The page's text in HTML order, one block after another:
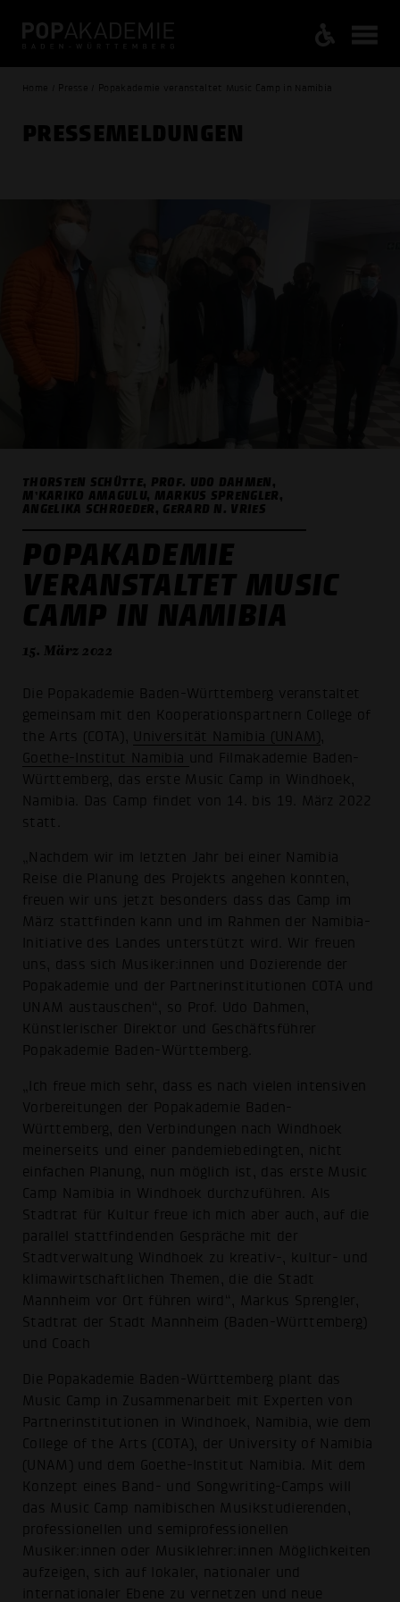
Home / Presse / Popakademie veranstaltet Music Camp in Namibia
PRESSE­MELDUNGEN
THORSTEN SCHÜTTE, PROF. UDO DAHMEN,
M’KARIKO AMAGULU, MARKUS SPRENGLER,
ANGELIKA SCHROEDER, GERARD N. VRIES
POPAKADEMIE
VERANSTALTET MUSIC
CAMP IN NAMIBIA
15. März 2022
Die Popakademie Baden-Württemberg veranstaltet
gemeinsam mit den Kooperationspartnern College of
the Arts (COTA), Universität Namibia (UNAM)
Goethe-Institut Namibia
und Filmakademie Baden-
Württemberg, das erste Music Camp in Windhoek,
Namibia. Das Camp findet von 14. bis 19. März 2022
statt.
„Nachdem wir im letzten Jahr bei einer Namibia
Reise die Planung des Projekts angehen konnten,
freuen wir uns jetzt besonders dass das Camp im
März stattfinden kann und im Rahmen der Namibia-
Initiative des Landes unterstützt wird. Wir freuen
uns, dass sich Musiker:innen und Dozierende der
Popakademie und der Partnerinstitutionen COTA und
UNAM austauschen“, so Prof. Udo Dahmen,
Künstlerischer Direktor und Geschäftsführer
Popakademie Baden-Württemberg.
„Ich freue mich sehr, dass es nach vielen intensiven
Vorbereitungen der Popakademie Baden-
Württemberg, den Verbindungen nach Windhoek
meinerseits und einer pandemiebedingten, nicht
einfachen Planung, nun möglich ist, das erste Music
Camp Namibia in Windhoek durchzuführen. Als
Stadtrat für Kultur freue ich mich aber auch, auf die
parallel stattfindenden Gespräche mit der
Stadtverwaltung Windhoek zu kreativ-, kultur- und
klimawirtschaftlichen Themen, die die Stadt
Mannheim vor Ort führen wird“, Markus Sprengler,
Stadtrat der Stadt Mannheim (Baden-Württemberg)
und Coach
Die Popakademie Baden-Württemberg plant das
Music Camp in Zusammenarbeit mit Experten von
Partnerinstitutionen in Windhoek, Namibia, wie dem
College of the Arts (COTA), der University of Namibia
(UNAM) und dem Goethe-Institut Namibia. Mit dem
Konzept eines Band- und Songwriting-Camps will
das Music Camp namibischen Musikstudierenden,
professionellen und semiprofessionellen
Musiker:innen oder Musiklehrer:innen Möglichkeiten
aufzeigen, sich auf lokaler, nationaler und
internationaler Ebene zu vernetzen und neue